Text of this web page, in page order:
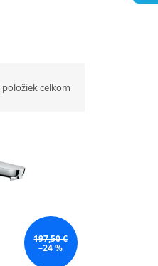
položiek celkom
197,50 €
–24 %